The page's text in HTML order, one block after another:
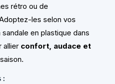
rétro ou de
les selon vos
en plastique dans
allier confort, audace et
: